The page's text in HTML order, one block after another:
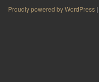
Proudly powered by WordPress |